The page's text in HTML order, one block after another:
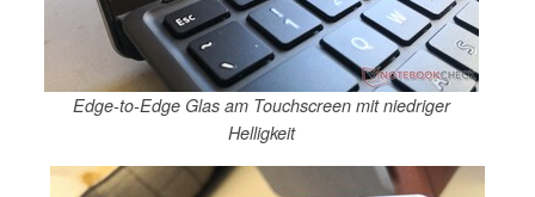
Edge-to-Edge Glas am Touchscreen mit niedriger
Helligkeit